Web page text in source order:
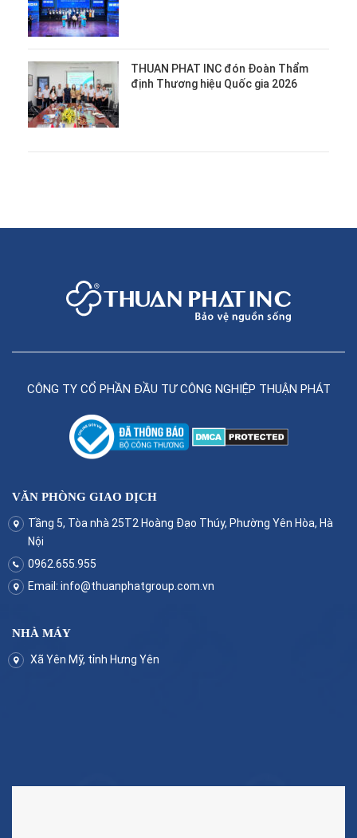
THUAN PHAT INC đón Đoàn Thẩm
định Thương hiệu Quốc gia 2026
CÔNG TY CỔ PHẦN ĐẦU TƯ CÔNG NGHIỆP THUẬN PHÁT
VĂN PHÒNG GIAO DỊCH
Tầng 5, Tòa nhà 25T2 Hoàng Đạo Thúy, Phường Yên Hòa, Hà
Nội
0962.655.955
Email: info@thuanphatgroup.com.vn
NHÀ MÁY
Xã Yên Mỹ, tỉnh Hưng Yên